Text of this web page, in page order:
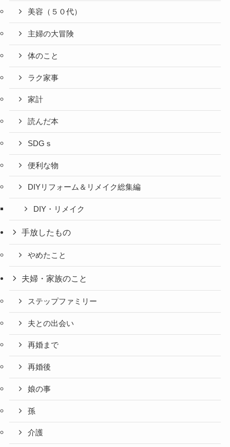
美容（５０代）
主婦の大冒険
体のこと
ラク家事
家計
読んだ本
SDGｓ
便利な物
DIYリフォーム＆リメイク総集編
DIY・リメイク
手放したもの
やめたこと
夫婦・家族のこと
ステップファミリー
夫との出会い
再婚まで
再婚後
娘の事
孫
介護